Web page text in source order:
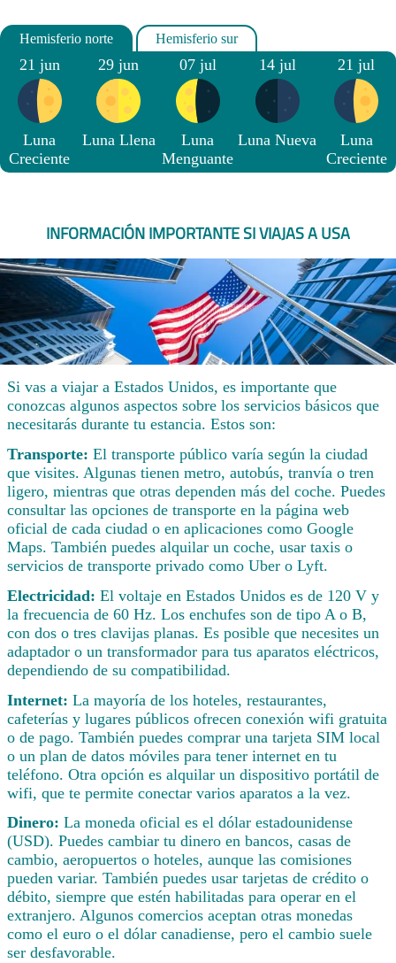
21 jun
Luna
Creciente
29 jun
Luna Llena
07 jul
Luna
Menguante
14 jul
Luna Nueva
21 jul
Luna
Creciente
INFORMACIÓN IMPORTANTE SI VIAJAS A USA
Si vas a viajar a Estados Unidos, es importante que
conozcas algunos aspectos sobre los servicios básicos que
necesitarás durante tu estancia. Estos son:
Transporte: El transporte público varía según la ciudad
que visites. Algunas tienen metro, autobús, tranvía o tren
ligero, mientras que otras dependen más del coche. Puedes
consultar las opciones de transporte en la página web
oficial de cada ciudad o en aplicaciones como Google
Maps. También puedes alquilar un coche, usar taxis o
servicios de transporte privado como Uber o Lyft.
Electricidad: El voltaje en Estados Unidos es de 120 V y
la frecuencia de 60 Hz. Los enchufes son de tipo A o B,
con dos o tres clavijas planas. Es posible que necesites un
adaptador o un transformador para tus aparatos eléctricos,
dependiendo de su compatibilidad.
Internet: La mayoría de los hoteles, restaurantes,
cafeterías y lugares públicos ofrecen conexión wifi gratuita
o de pago. También puedes comprar una tarjeta SIM local
o un plan de datos móviles para tener internet en tu
teléfono. Otra opción es alquilar un dispositivo portátil de
wifi, que te permite conectar varios aparatos a la vez.
Dinero: La moneda oficial es el dólar estadounidense
(USD). Puedes cambiar tu dinero en bancos, casas de
cambio, aeropuertos o hoteles, aunque las comisiones
pueden variar. También puedes usar tarjetas de crédito o
débito, siempre que estén habilitadas para operar en el
extranjero. Algunos comercios aceptan otras monedas
como el euro o el dólar canadiense, pero el cambio suele
ser desfavorable.